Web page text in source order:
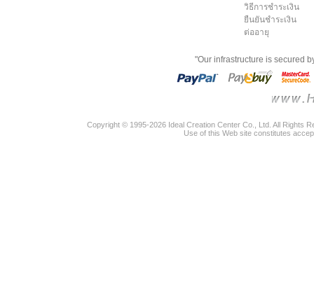
วิธีการชำระเงิน
ยืนยันชำระเงิน
ต่ออายุ
"Our infrastructure is secured
Copyright © 1995-2026 Ideal Creation Center Co., Ltd. All Rights
Use of this Web site constitutes